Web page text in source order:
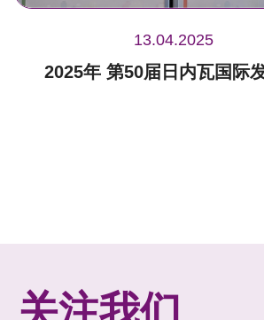
13.04.2025
2025年 第50届日内瓦国际